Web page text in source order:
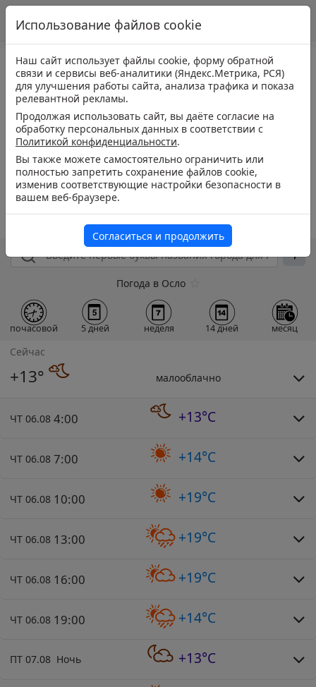
Погода в Осло
почасовой 5 дней неделя 14 дней месяц
Сейчас
+13° малооблачно
ЧТ 06.08 4:00 +13°C
ЧТ 06.08 7:00 +14°C
ЧТ 06.08 10:00 +19°C
ЧТ 06.08 13:00 +19°C
ЧТ 06.08 16:00 +19°C
ЧТ 06.08 19:00 +14°C
ПТ 07.08 Ночь +13°C
Использование файлов cookie
Наш сайт использует файлы cookie, форму обратной
связи и сервисы веб-аналитики (Яндекс.Метрика, РСЯ)
для улучшения работы сайта, анализа трафика и показа
релевантной рекламы.
Продолжая использовать сайт, вы даёте согласие на
обработку персональных данных в соответствии с
Политикой конфиденциальности.
Вы также можете самостоятельно ограничить или
полностью запретить сохранение файлов cookie,
изменив соответствующие настройки безопасности в
вашем веб-браузере.
Согласиться и продолжить